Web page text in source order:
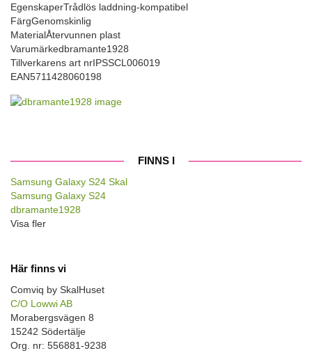
EgenskaperTrådlös laddning-kompatibel
FärgGenomskinlig
MaterialÅtervunnen plast
Varumärkedbramante1928
Tillverkarens art nrIPSSCL006019
EAN5711428060198
FINNS I
Samsung Galaxy S24 Skal
Samsung Galaxy S24
dbramante1928
Visa fler
Här finns vi
Comviq by SkalHuset
C/O Lowwi AB
Morabergsvägen 8
15242 Södertälje
Org. nr: 556881-9238